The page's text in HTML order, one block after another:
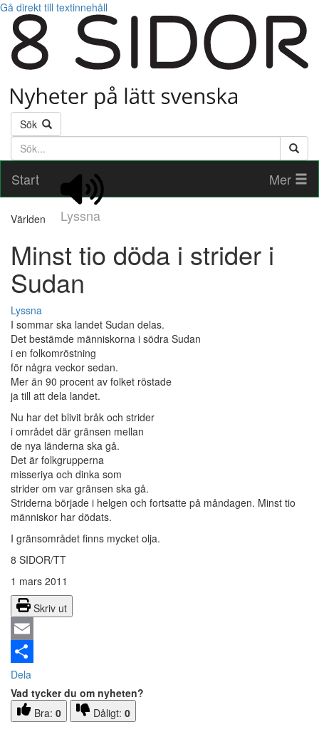
Gå direkt till textinnehåll
Sök
Söktext
Start
Lyssna
Mer
Världen
Minst tio döda i strider i
Sudan
Lyssna
I sommar ska landet Sudan delas.
Det bestämde människorna i södra Sudan
i en folkomröstning
för några veckor sedan.
Mer än 90 procent av folket röstade
ja till att dela landet.
Nu har det blivit bråk och strider
i området där gränsen mellan
de nya länderna ska gå.
Det är folkgrupperna
misseriya och dinka som
strider om var gränsen ska gå.
Striderna började i helgen och fortsatte på måndagen. Minst tio
människor har dödats.
I gränsområdet finns mycket olja.
8 SIDOR/TT
1 mars 2011
Skriv ut
Email
Dela
Vad tycker du om nyheten?
Bra: 0 Dåligt: 0